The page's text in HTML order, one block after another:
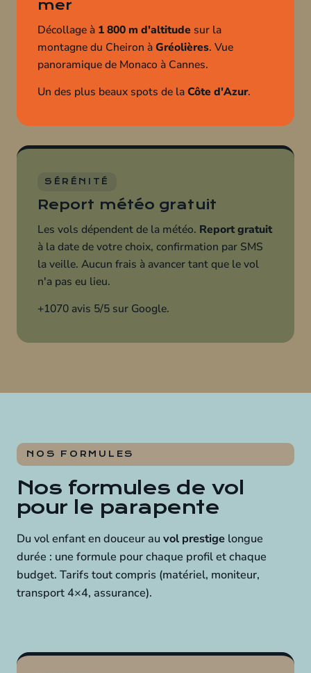
mer
Décollage à 1 800 m d'altitude sur la
montagne du Cheiron àGréolières. Vue
panoramique de Monaco à Cannes.
Un des plus beaux spots de laCôte d'Azur.
SÉRÉNITÉ
Report météo gratuit
Les vols dépendent de la météo. Report gratuit
à la date de votre choix, confirmation par SMS
la veille. Aucun frais à avancer tant que le vol
n'a pas eu lieu.
+1070 avis 5/5 sur Google.
NOS FORMULES
Nos formules de vol
pour le parapente
Du vol enfant en douceur au vol prestige longue
durée : une formule pour chaque profil et chaque
budget. Tarifs tout compris (matériel, moniteur,
transport 4×4, assurance).